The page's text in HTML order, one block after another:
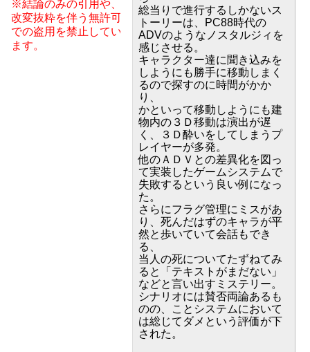
※結論のみの引用や、
改変抜粋を伴う無許可
での盗用を禁止してい
ます。
総当りで進行するしかないス
トーリーは、PC88時代の
ADVのようなノスタルジィを
感じさせる。
キャラクター達に聞き込みを
しようにも勝手に移動しまく
るので探すのに時間がかか
り、
かといって移動しようにも建
物内の３Ｄ移動は演出が遅
く、３Ｄ酔いをしてしまうプ
レイヤーが多発。
他のＡＤＶとの差異化を図っ
て実装したゲームシステムで
失敗するという良い例になっ
た。
さらにフラグ管理にミスがあ
り、死んだはずのキャラが平
然と歩いていて会話もでき
る、
当人の死についてたずねてみ
ると「テキストがまだない」
などと言い出すミステリー。
シナリオには賛否両論あるも
のの、ことシステムにおいて
は総じてダメという評価が下
された。